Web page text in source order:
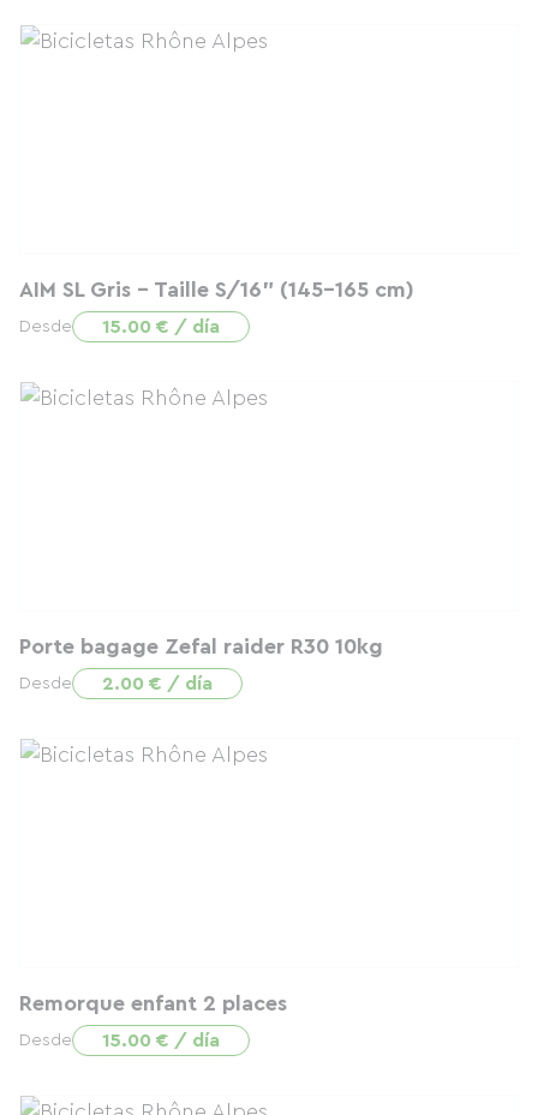
AIM SL Gris - Taille S/16" (145-165 cm)
Desde 15.00 € / día
Porte bagage Zefal raider R30 10kg
Desde 2.00 € / día
Remorque enfant 2 places
Desde 15.00 € / día